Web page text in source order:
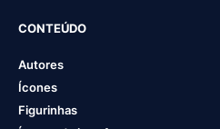
CONTEÚDO
Autores
Ícones
Figurinhas